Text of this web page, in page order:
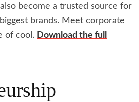
become a trusted source for
brands. Meet corporate
of cool. Download the full